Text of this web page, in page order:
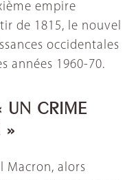
empire
de 1815, le nouvel
occidentales
années 1960-70.
UN CRIME
»
Macron, alors